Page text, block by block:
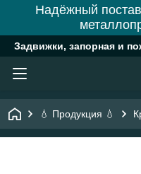
Надёжный
Задвижки, запорная и
💧 Продукция 💧